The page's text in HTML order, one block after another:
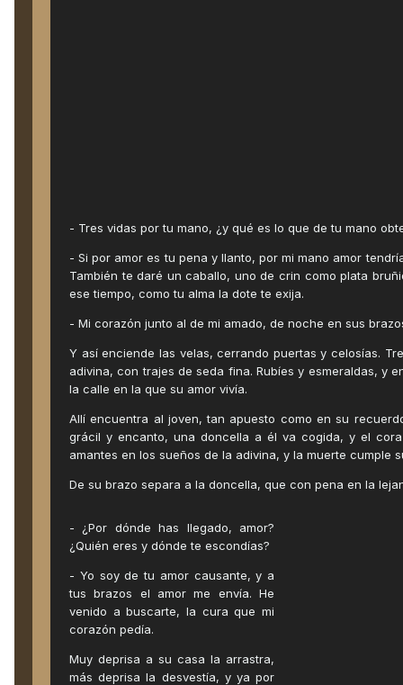
- Tres vidas por tu mano, ¿y qué es lo que de tu mano
- Si por amor es tu pena y llanto, por mi mano amor
También te daré un caballo, uno de crin como plata
ese tiempo, como tu alma la dote te exija.
- Mi corazón junto al de mi amado, de noche en sus
Y así enciende las velas, cerrando puertas y celosías.
adivina, con trajes de seda fina. Rubíes y esmeraldas, y
la calle en la que su amor vivía.
Allí encuentra al joven, tan apuesto como en su
grácil y encanto, una doncella a él va cogida, y el
amantes en los sueños de la adivina, y la muerte cumple
De su brazo separa a la doncella, que con pena en la
- ¿Por dónde has llegado, amor?
¿Quién eres y dónde te escondías?
- Yo soy de tu amor causante, y a
tus brazos el amor me envía. He
venido a buscarte, la cura que mi
corazón pedía.
Muy deprisa a su casa la arrastra,
más deprisa la desvestía, y ya por